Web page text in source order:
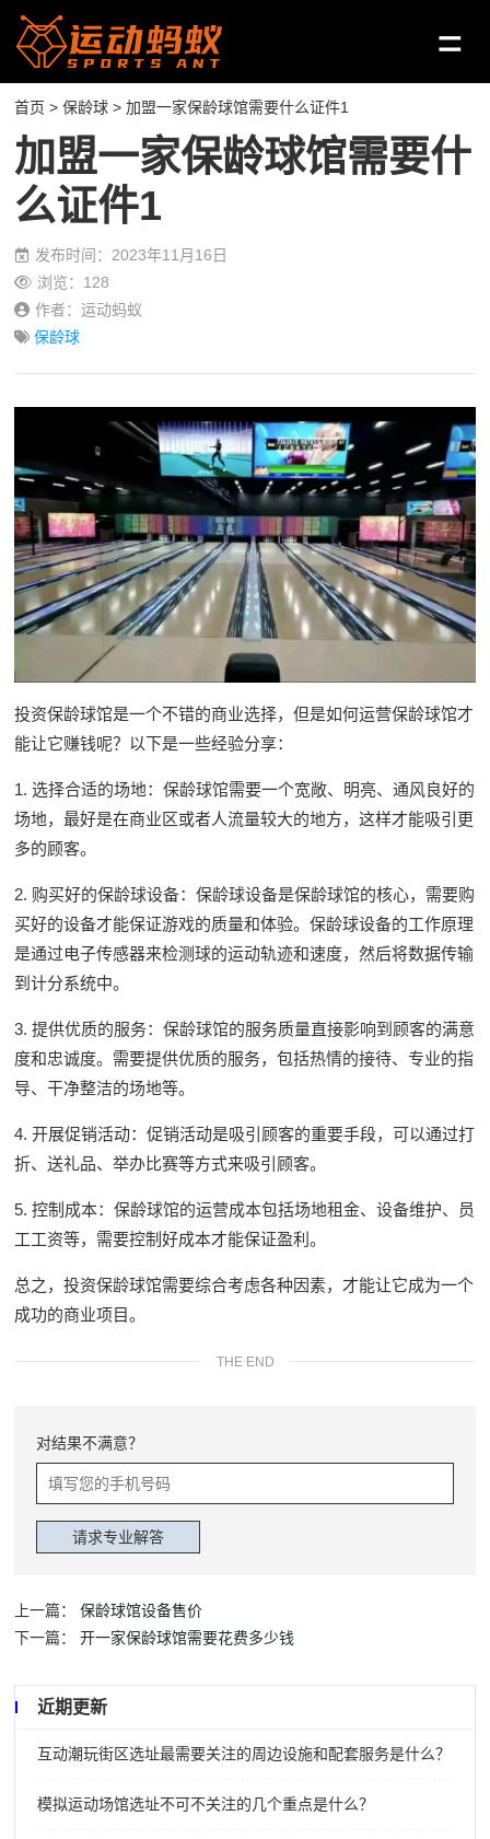
首页 >保龄球 > 加盟一家保龄球馆需要什么证件1
加盟一家保龄球馆需要什
么证件1
发布时间：2023年11月16日
浏览：128
作者：运动蚂蚁
保龄球
投资保龄球馆是一个不错的商业选择，但是如何运营保龄球馆才
能让它赚钱呢？以下是一些经验分享：
1. 选择合适的场地：保龄球馆需要一个宽敞、明亮、通风良好的
场地，最好是在商业区或者人流量较大的地方，这样才能吸引更
多的顾客。
2. 购买好的保龄球设备：保龄球设备是保龄球馆的核心，需要购
买好的设备才能保证游戏的质量和体验。保龄球设备的工作原理
是通过电子传感器来检测球的运动轨迹和速度，然后将数据传输
到计分系统中。
3. 提供优质的服务：保龄球馆的服务质量直接影响到顾客的满意
度和忠诚度。需要提供优质的服务，包括热情的接待、专业的指
导、干净整洁的场地等。
4. 开展促销活动：促销活动是吸引顾客的重要手段，可以通过打
折、送礼品、举办比赛等方式来吸引顾客。
5. 控制成本：保龄球馆的运营成本包括场地租金、设备维护、员
工工资等，需要控制好成本才能保证盈利。
总之，投资保龄球馆需要综合考虑各种因素，才能让它成为一个
成功的商业项目。
THE END
对结果不满意？
上一篇：
保龄球馆设备售价
下一篇：
开一家保龄球馆需要花费多少钱
近期更新
互动潮玩街区选址最需要关注的周边设施和配套服务是什么？
模拟运动场馆选址不可不关注的几个重点是什么？